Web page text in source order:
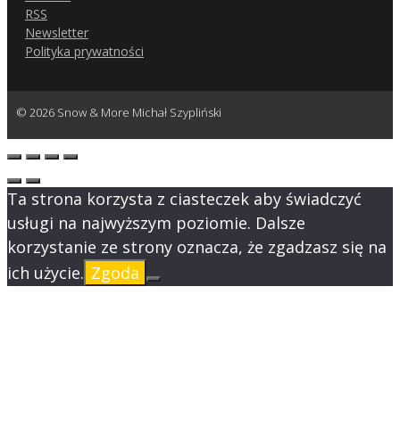
RSS
Newsletter
Polityka prywatności
© 2026 Snow & More Michał Szypliński
Ta strona korzysta z ciasteczek aby świadczyć
usługi na najwyższym poziomie. Dalsze
korzystanie ze strony oznacza, że zgadzasz się na
ich użycie. Zgoda